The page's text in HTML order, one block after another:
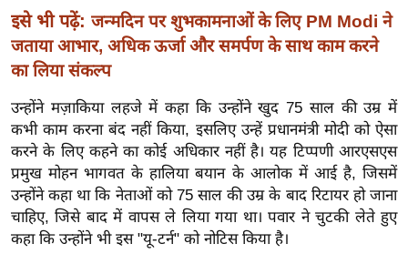
सा
ल
बे
मि
सा
ल
श
ख्सि
य
इसे भी पढ़ें: जन्मदिन पर शुभकामनाओं के लिए PM Modi ने
जताया आभार, अधिक ऊर्जा और समर्पण के साथ काम करने
का लिया संकल्प
उन्होंने मज़ाकिया लहजे में कहा कि उन्होंने खुद 75 साल की उम्र में
कभी काम करना बंद नहीं किया, इसलिए उन्हें प्रधानमंत्री मोदी को ऐसा
करने के लिए कहने का कोई अधिकार नहीं है। यह टिप्पणी आरएसएस
प्रमुख मोहन भागवत के हालिया बयान के आलोक में आई है, जिसमें
उन्होंने कहा था कि नेताओं को 75 साल की उम्र के बाद रिटायर हो जाना
चाहिए, जिसे बाद में वापस ले लिया गया था। पवार ने चुटकी लेते हुए
कहा कि उन्होंने भी इस "यू-टर्न" को नोटिस किया है।